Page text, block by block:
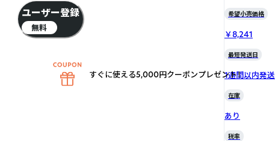
希望小売価格
￥8,241
最短発送日
1週間以内発送
在庫
あり
税率
ユーザー登録
無料
すぐに使える5,000円クーポンプレゼント！